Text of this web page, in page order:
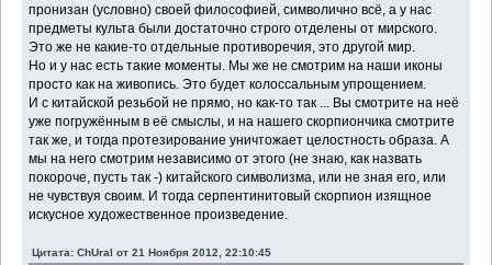
пронизан (условно) своей философией, символично всё, а у нас
предметы культа были достаточно строго отделены от мирского.
Это же не какие-то отдельные противоречия, это другой мир.
Но и у нас есть такие моменты. Мы же не смотрим на наши иконы
просто как на живопись. Это будет колоссальным упрощением.
И с китайской резьбой не прямо, но как-то так ... Вы смотрите на неё
уже погружённым в её смыслы, и на нашего скорпиончика смотрите
так же, и тогда протезирование уничтожает целостность образа. А
мы на него смотрим независимо от этого (не знаю, как назвать
покороче, пусть так -) китайского символизма, или не зная его, или
не чувствуя своим. И тогда серпентинитовый скорпион изящное
искусное художественное произведение.
Цитата: ChUral от 21 Ноября 2012, 22:10:45